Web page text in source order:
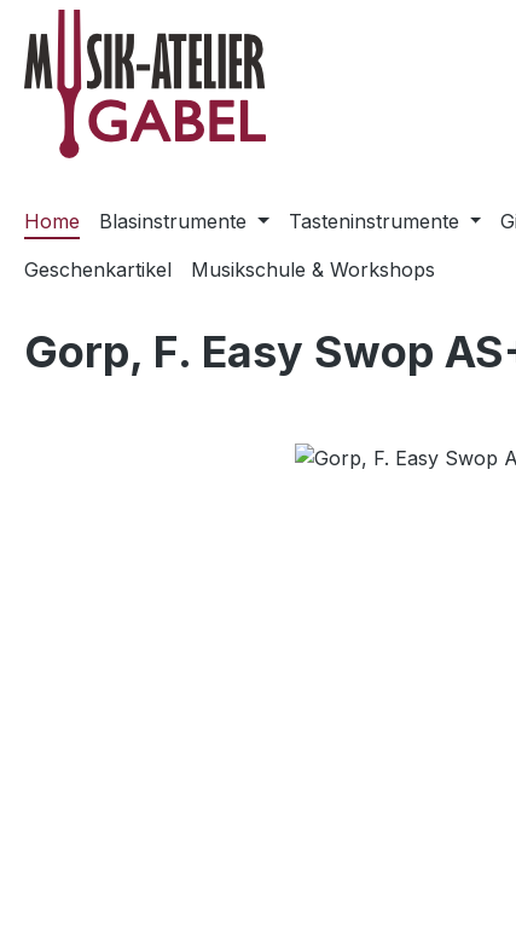
Hauptinhalt springen
Zur Suche springen
Zur Hauptnavigation springen
Home Blasinstrumente Tasteninstrumente
Geschenkartikel
Musikschule & Workshops
Gorp, F. Easy Swop